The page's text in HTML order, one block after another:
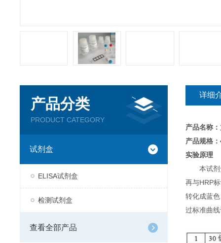
产品分类
PRODUCT CATEGORY
试剂盒
ELISA试剂盒
检测试剂盒
查看全部产品
详细
产品名称：
产品规格
实验原理
本试
再与HRP
转化成蓝
过标准曲